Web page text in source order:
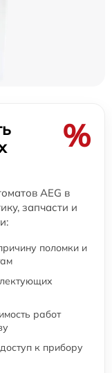
%
AEG в
запчасти и
поломки и
работ
к прибору